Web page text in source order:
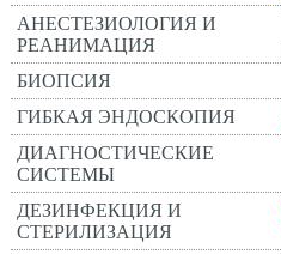
АНЕСТЕЗИОЛОГИЯ И
РЕАНИМАЦИЯ
БИОПСИЯ
ГИБКАЯ ЭНДОСКОПИЯ
ДИАГНОСТИЧЕСКИЕ
СИСТЕМЫ
ДЕЗИНФЕКЦИЯ И
СТЕРИЛИЗАЦИЯ